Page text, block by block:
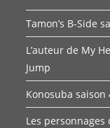
Tamon’s B-Side
L’auteur de My
Jump
Konosuba saison
Les